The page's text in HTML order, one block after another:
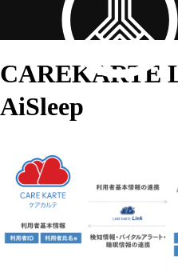
CAREKARTE
AiSleep